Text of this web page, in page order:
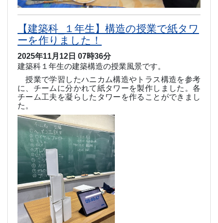
【建築科_１年生】構造の授業で紙タワ
ーを作りました！
2025年11月12日 07時36分
建築科１年生の建築構造の授業風景です。
授業で学習したハニカム構造やトラス構造を参考
に、チームに分かれて紙タワーを製作しました。各
チーム工夫を凝らしたタワーを作ることができまし
た。